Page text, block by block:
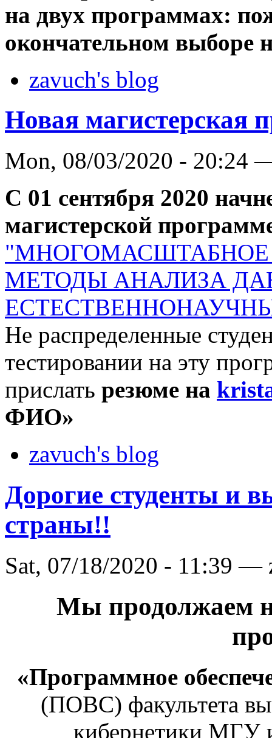
на двух программах:
окончательном выборе
zavuch's blog
Новая магистерская
Mon, 08/03/2020 - 20:24
С 01 сентября 2020
магистерской
МЕТОДЫ АНАЛИЗА
Не распределенные
тестировании на эту
прислать резюме на
ФИО»
zavuch's blog
Дорогие студенты и
страны!!
Sat, 07/18/2020 - 11:39 —
Мы продолжаем
«Программное
(ПОВС) факультета
кибернетики МГУ